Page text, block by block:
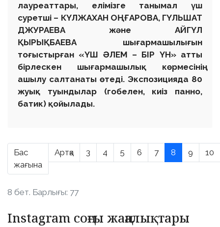
лауреаттары, елімізге танымал үш
суретші – КҮЛЖАХАН ОҢҒАРОВА, ГҮЛЬШАТ
ДЖУРАЕВА және АЙГҮЛ
ҚЫРЫҚБАЕВА шығармашылығын
тоғыстырған «ҮШ ӘЛЕМ – БІР ҮН» атты
бірлескен шығармашылық көрмесінің
ашылу салтанаты өтеді. Экспозицияда 80
жуық туындылар (гобелен, киіз панно,
батик) қойылады.
Бас
жағына
Артқа 3 4 5 6 7 8 9 10
8 бет. Барлығы: 77
Instagram соңғы жаңалықтары